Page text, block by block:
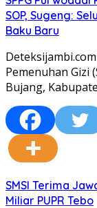
SOP, Sugeng:
Baku Baru
Pemenuhan Gizi
Bujang,
SMSI Terima
Miliar PUPR Tebo